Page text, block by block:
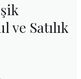
Satılık